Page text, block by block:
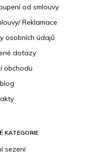
od smlouvy
Reklamace
osobních údajů
dotazy
obchodu
KATEGORIE
sezení